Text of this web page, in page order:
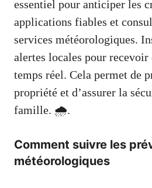
essentiel pour anticiper les
applications fiables et
services météorologiques.
alertes locales pour
temps réel. Cela permet de
propriété et d’assurer la
famille. 🌧️.
Comment suivre les
météorologiques